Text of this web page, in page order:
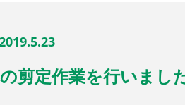
剪定作業を行いまし